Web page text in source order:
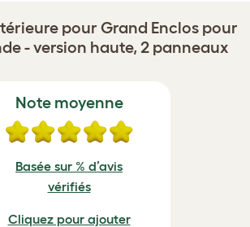
pour Grand Enclos pour
- version haute, 2 panneaux
Note moyenne
Basée sur % d’avis
vérifiés
Cliquez pour ajouter